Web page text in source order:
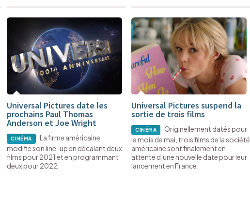
Universal Pictures date les
prochains Paul Thomas
Anderson et Joe Wright
CINÉMA
La firme américaine
modifie son line-up en décalant deux
films pour 2021 et en programmant
deux pour 2022.
Universal Pictures suspend la
sortie de trois films
CINÉMA
Originellement datés pour
le mois de mai, trois films de la société
américaine sont finalement en
attente d’une nouvelle date pour leur
lancement en France.